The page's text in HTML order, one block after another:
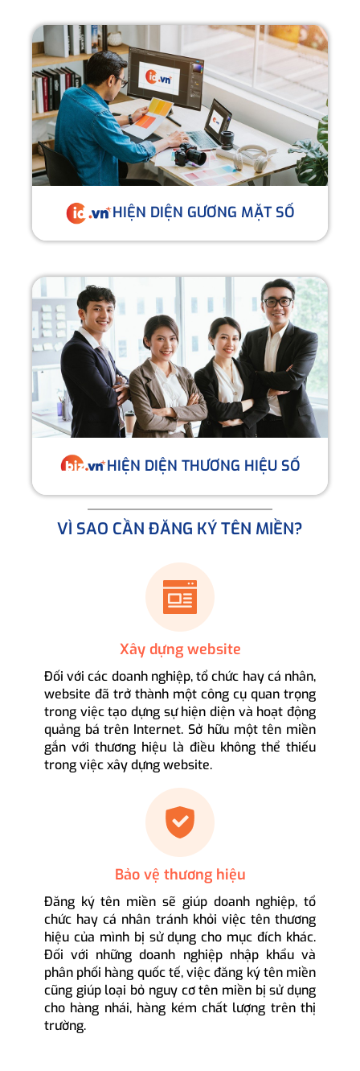
HIỆN DIỆN GƯƠNG MẶT SỐ
HIỆN DIỆN THƯƠNG HIỆU SỐ
VÌ SAO CẦN ĐĂNG KÝ TÊN MIỀN?
Xây dựng website
Đối với các doanh nghiệp, tổ chức hay cá nhân,
website đã trở thành một công cụ quan trọng
trong việc tạo dựng sự hiện diện và hoạt động
quảng bá trên Internet. Sở hữu một tên miền
gắn với thương hiệu là điều không thể thiếu
trong việc xây dựng website.
Bảo vệ thương hiệu
Đăng ký tên miền sẽ giúp doanh nghiệp, tổ
chức hay cá nhân tránh khỏi việc tên thương
hiệu của mình bị sử dụng cho mục đích khác.
Đối với những doanh nghiệp nhập khẩu và
phân phối hàng quốc tế, việc đăng ký tên miền
cũng giúp loại bỏ nguy cơ tên miền bị sử dụng
cho hàng nhái, hàng kém chất lượng trên thị
trường.